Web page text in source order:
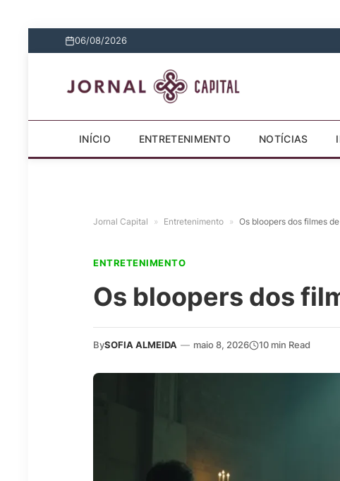
06/08/2026
INÍCIO ENTRETENIMENTO NOTÍCIAS
Jornal Capital » Entretenimento » Os bloopers dos filmes
ENTRETENIMENTO
Os bloopers dos
BySOFIA ALMEIDA — maio 8, 2026 10 min Read